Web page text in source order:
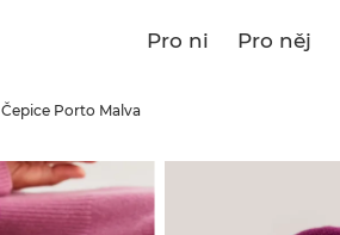
Pro ni Pro něj
Čepice Porto Malva